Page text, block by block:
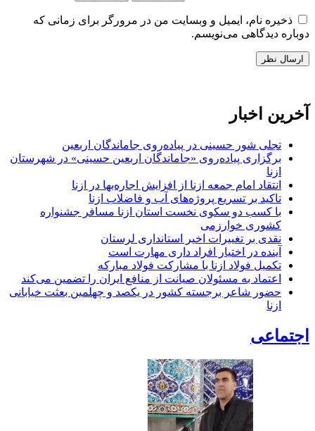
ذخیره نام، ایمیل و وبسایت من در مرورگر برای زمانی که
دوباره دیدگاهی می‌نویسم.
آخرین اخبار
تجلی شور حسینی در پیاده‌روی جاماندگان اربعین
برگزاری پیاده‌روی «جاماندگان اربعین حسینی» در شهرستان
ازنا
انتقاد امام جمعه ازنا از افزایش اجاره‌بها در ازنا
تاکید بر تسریع پروژه‌های آب و فاضلاب ازنا
با کسب دو سکوی نخست استان ازنا مسافر جشنواره
کشوری خوارزمی
نقدی بر تغییرات اخیر استانداری لرستان
آینده در اختیار افراد داری مهارت است
تکمیل فولاد ازنا با مشارکت فولاد مبارکه
اعتماد به مسئولان صیانت از منافع ایران را تضمین می‌کند
حضور شاعر برجسته کشور در یکصد و چهلمین بعثت خیابانی
ازنا
اجتماعی